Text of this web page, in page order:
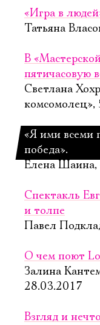
«Игра в
Татьяна
В
пятичасовую
Светлана
комсомолец»,
«Я ими всеми
победа».
Елена Шаина,
Спектакль
и толпе
Павел
О чем поют
Залина
28.03.2017
Взгляд и нечто